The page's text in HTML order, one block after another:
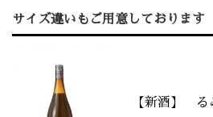
サイズ違いもご用意しております
【新酒】